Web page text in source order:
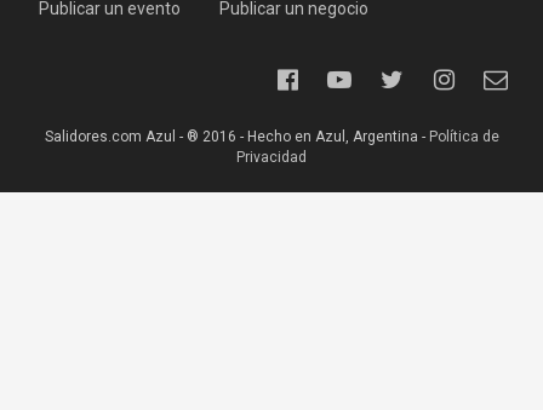
Publicar un evento Publicar un negocio
Salidores.com Azul - ® 2016 - Hecho en Azul, Argentina - Política de
Privacidad